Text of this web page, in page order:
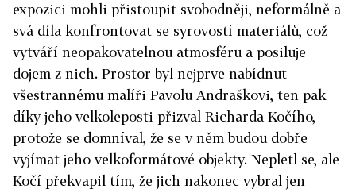
expozici mohli přistoupit svobodněji, neformálně a
svá díla konfrontovat se syrovostí materiálů, což
vytváří neopakovatelnou atmosféru a posiluje
dojem z nich. Prostor byl nejprve nabídnut
všestrannému malíři Pavolu Andraškovi, ten pak
díky jeho velkoleposti přizval Richarda Kočího,
protože se domníval, že se v něm budou dobře
vyjímat jeho velkoformátové objekty. Nepletl se, ale
Kočí překvapil tím, že jich nakonec vybral jen